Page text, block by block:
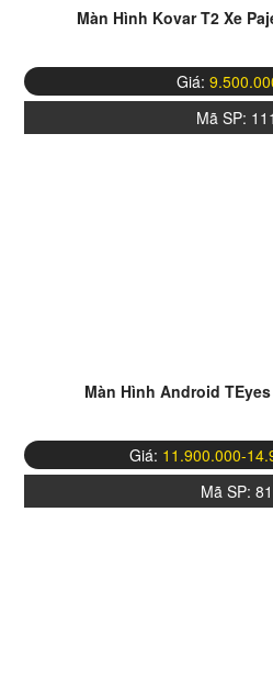
Màn Hình Kovar T2 Xe
Giá:
Mã SP:
Màn Hình Android
Giá: 11.900.000-
Mã SP: